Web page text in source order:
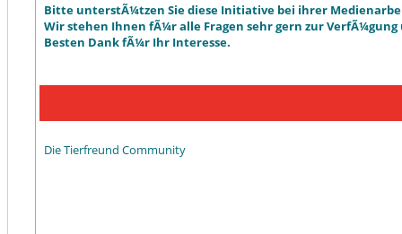
Bitte unterstÃ¼tzen Sie diese Initiative bei ihrer
Wir stehen Ihnen fÃ¼r alle Fragen sehr gern zur
Besten Dank fÃ¼r Ihr Interesse.
Die Tierfreund Community